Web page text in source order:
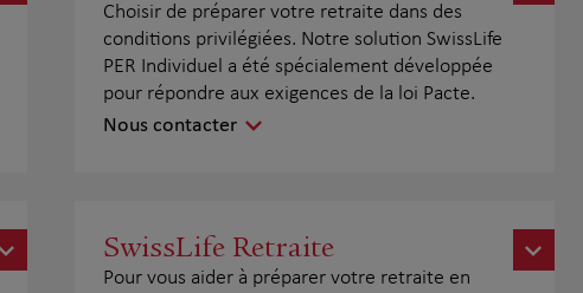
Choisir de préparer votre retraite dans des
conditions privilégiées. Notre solution SwissLife
PER Individuel a été spécialement développée
pour répondre aux exigences de la loi Pacte.
Nous contacter
SwissLife Retraite
Pour vous aider à préparer votre retraite en